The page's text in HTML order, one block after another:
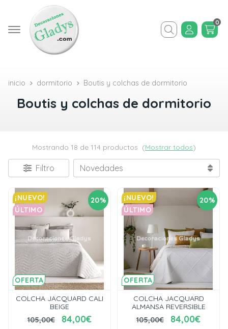
Buscar
0
inicio dormitorio Boutis y colchas de dormitorio
Boutis y colchas de dormitorio
Mostrando 18 de 114 productos (Mostrar todos)
Filtro
20%
OFERTA
¡NUEVO!
ÚLTIMO
COLCHA JACQUARD CALI
BEIGE
105,00€
84,00€
20%
OFERTA
¡NUEVO!
ÚLTIMO
COLCHA JACQUARD
ALMANSA REVERSIBLE
105,00€
84,00€